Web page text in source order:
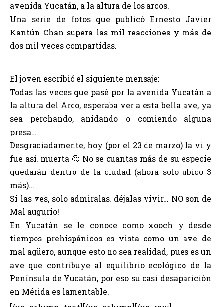
avenida Yucatán, a la altura de los arcos.
Una serie de fotos que publicó Ernesto Javier
Kantún Chan supera las mil reacciones y más de
dos mil veces compartidas.
El joven escribió el siguiente mensaje:
Todas las veces que pasé por la avenida Yucatán a
la altura del Arco, esperaba ver a esta bella ave, ya
sea perchando, anidando o comiendo alguna
presa…
Desgraciadamente, hoy (por el 23 de marzo) la vi y
fue así, muerta 🙁 No se cuantas más de su especie
quedarán dentro de la ciudad (ahora solo ubico 3
más)…
Si las ves, solo admiralas, déjalas vivir… NO son de
Mal augurio!
En Yucatán se le conoce como xooch y desde
tiempos prehispánicos es vista como un ave de
mal agüero, aunque esto no sea realidad, pues es un
ave que contribuye al equilibrio ecológico de la
Península de Yucatán, por eso su casi desaparición
en Mérida es lamentable.